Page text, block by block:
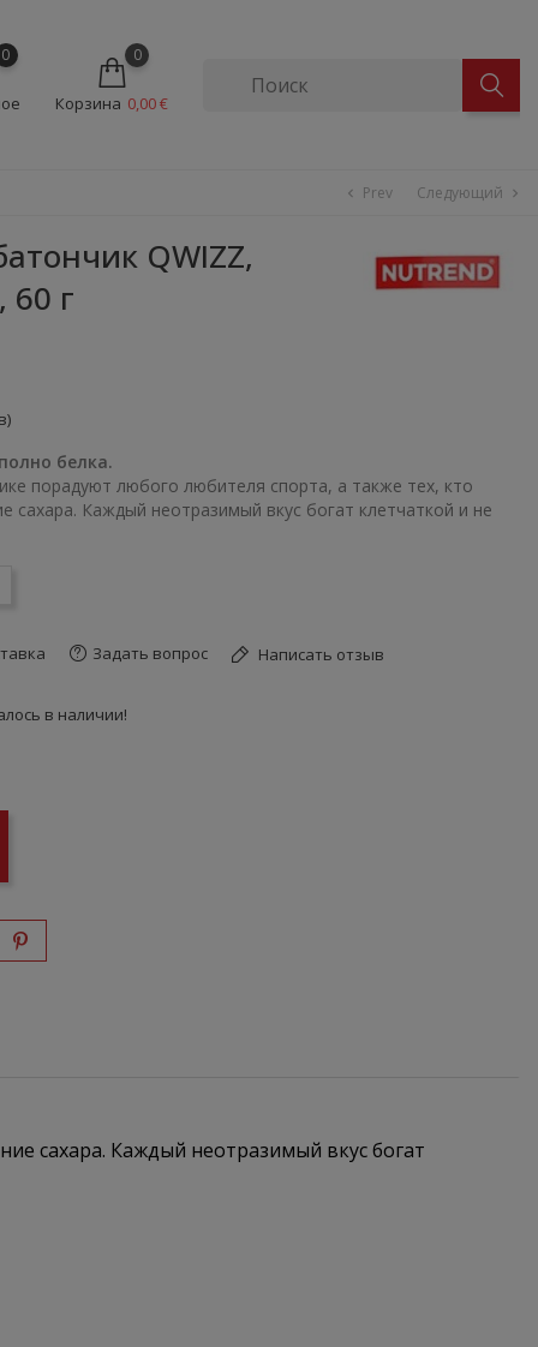
0 0
Корзина 0,00 €
chevron_left Prev Следующий chevron_right
QWIZZ,
60 г
белка.
порадуют любого любителя спорта, а также тех, кто
сахара. Каждый неотразимый вкус богат клетчаткой и не
Задать вопрос Написать отзыв
в наличии!
сахара. Каждый неотразимый вкус богат